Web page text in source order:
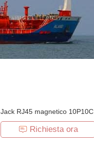
Jack RJ45 magnetico 10P10C
Richiesta ora